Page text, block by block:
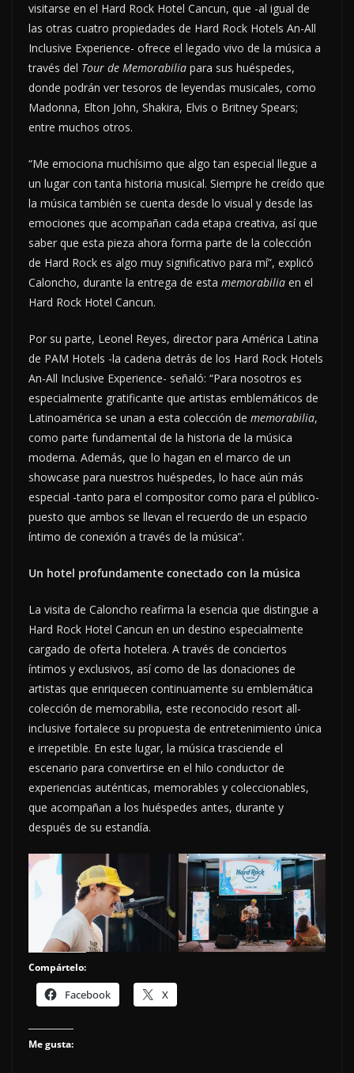
visitarse en el Hard Rock Hotel Cancun, que -al igual de
las otras cuatro propiedades de Hard Rock Hotels An-All
Inclusive Experience- ofrece el legado vivo de la música a
través del Tour de Memorabilia para sus huéspedes,
donde podrán ver tesoros de leyendas musicales, como
Madonna, Elton John, Shakira, Elvis o Britney Spears;
entre muchos otros.
“Me emociona muchísimo que algo tan especial llegue a
un lugar con tanta historia musical. Siempre he creído que
la música también se cuenta desde lo visual y desde las
emociones que acompañan cada etapa creativa, así que
saber que esta pieza ahora forma parte de la colección
de Hard Rock es algo muy significativo para mí”, explicó
Caloncho, durante la entrega de esta memorabilia en el
Hard Rock Hotel Cancun.
Por su parte, Leonel Reyes, director para América Latina
de PAM Hotels -la cadena detrás de los Hard Rock Hotels
An-All Inclusive Experience- señaló: “Para nosotros es
especialmente gratificante que artistas emblemáticos de
Latinoamérica se unan a esta colección de memorabilia,
como parte fundamental de la historia de la música
moderna. Además, que lo hagan en el marco de un
showcase para nuestros huéspedes, lo hace aún más
especial -tanto para el compositor como para el público-
puesto que ambos se llevan el recuerdo de un espacio
íntimo de conexión a través de la música”.
Un hotel profundamente conectado con la música
La visita de Caloncho reafirma la esencia que distingue a
Hard Rock Hotel Cancun en un destino especialmente
cargado de oferta hotelera. A través de conciertos
íntimos y exclusivos, así como de las donaciones de
artistas que enriquecen continuamente su emblemática
colección de memorabilia, este reconocido resort all-
inclusive fortalece su propuesta de entretenimiento única
e irrepetible. En este lugar, la música trasciende el
escenario para convertirse en el hilo conductor de
experiencias auténticas, memorables y coleccionables,
que acompañan a los huéspedes antes, durante y
después de su estandía.
Compártelo:
Facebook X
Me gusta: